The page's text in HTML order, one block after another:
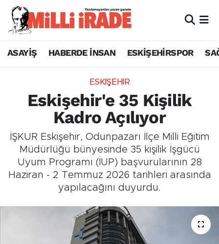
ASAYİŞ HABERDE İNSAN ESKİŞEHİRSPOR
ESKİŞEHİR
Eskişehir'e 35 Kişilik
Kadro Açılıyor
İŞKUR Eskişehir, Odunpazarı İlçe Milli Eğitim
Müdürlüğü bünyesinde 35 kişilik İşgücü
Uyum Programı (İUP) başvurularının 28
Haziran - 2 Temmuz 2026 tarihleri arasında
yapılacağını duyurdu.